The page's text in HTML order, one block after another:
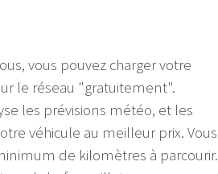
vous pouvez charger votre
le réseau "gratuitement".
les prévisions météo, et les
véhicule au meilleur prix. Vous
de kilomètres à parcourir.